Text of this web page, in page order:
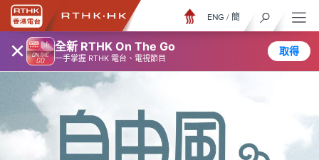
× 全新 RTHK On The Go
一手掌握 RTHK 電台、電視節目
取得
ENG / 簡